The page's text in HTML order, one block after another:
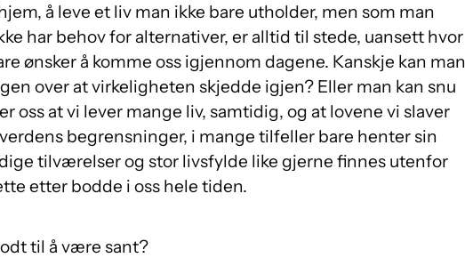
å leve et liv man ikke bare utholder, men som man
har behov for alternativer, er alltid til stede, uansett hvor
ønsker å komme oss igjennom dagene. Kanskje kan man
over at virkeligheten skjedde igjen? Eller man kan snu
oss at vi lever mange liv, samtidig, og at lovene vi slaver
begrensninger, i mange tilfeller bare henter sin
tilværelser og stor livsfylde like gjerne finnes utenfor
etter bodde i oss hele tiden.
til å være sant?